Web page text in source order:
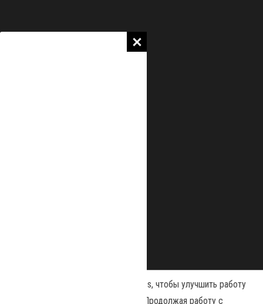
Наш сайт использует файлы cookies, чтобы улучшить работу
и повысить эффективность сайта. Продолжая работу с